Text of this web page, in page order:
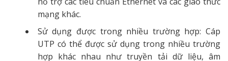
mạng khác.
Sử dụng được trong nhiều trường hợp: Cáp
UTP có thể được sử dụng trong nhiều trường
hợp khác nhau như truyền tải dữ liệu, âm